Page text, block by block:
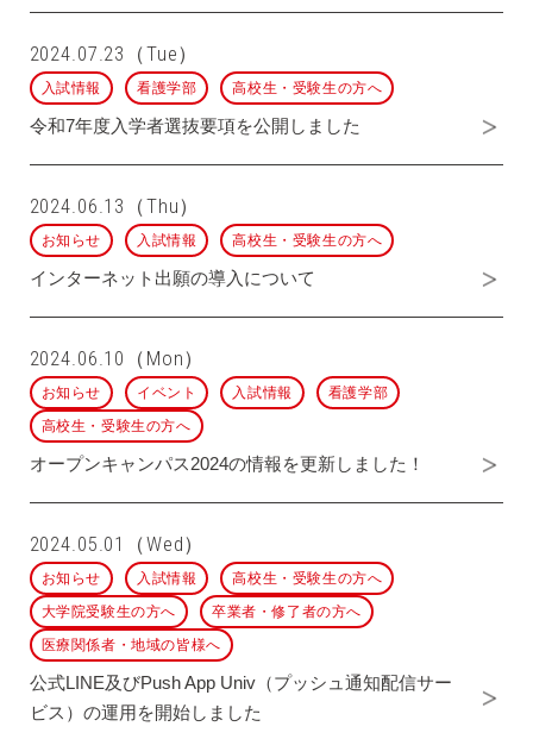
2024.07.23（Tue）
入試情報 看護学部 高校生・受験生の方へ
令和7年度入学者選抜要項を公開しました
2024.06.13（Thu）
お知らせ 入試情報 高校生・受験生の方へ
インターネット出願の導入について
2024.06.10（Mon）
お知らせ イベント 入試情報
看護学部
高校生・受験生の方へ
オープンキャンパス2024の情報を更新しました！
2024.05.01（Wed）
お知らせ 入試情報
高校生・受験生の方へ
大学院受験生の方へ
卒業者・修了者の方へ
医療関係者・地域の皆様へ
公式LINE及びPush App Univ（プッシュ通知配信サー
ビス）の運用を開始しました